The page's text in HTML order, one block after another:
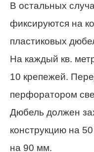
В остальных
фиксируются на
пластиковых
На каждый кв.
10 крепежей.
перфоратором
Дюбель должен
конструкцию на
на 90 мм.